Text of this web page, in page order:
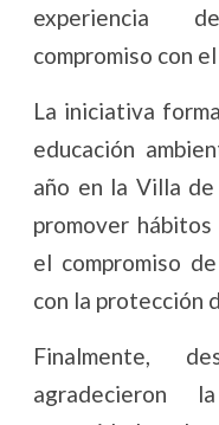
experiencia
compromiso con
La iniciativa
educación
año en la Villa
promover
el compromiso
con la protección
Finalmente,
agradecieron